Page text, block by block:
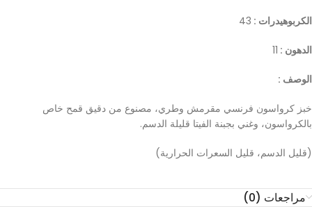
الكربوهيدرات : 43
الدهون : 11
الوصف :
خبز كرواسون فرنسي مقرمش وطري، مصنوع من دقيق قمح خاص
بالكرواسون، وغني بجبنة الفيتا قليلة الدسم.
(قليل الدسم، قليل السعرات الحرارية)
مراجعات (0)